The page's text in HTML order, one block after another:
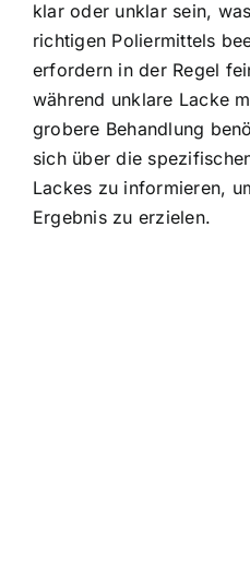
klar oder unklar sein,
richtigen Poliermittels
erfordern in der Regel
während unklare Lacke
grobere Behandlung
sich über die
Lackes zu informieren,
Ergebnis zu erzielen.